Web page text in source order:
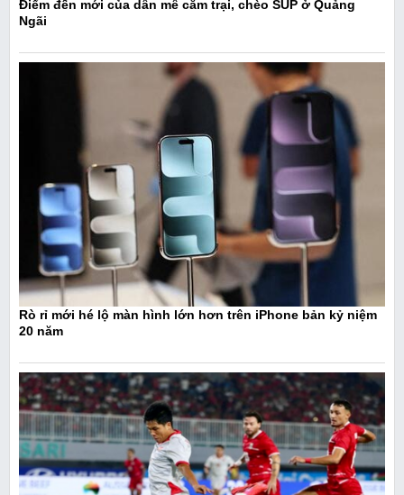
Điểm đến mới của dân mê cắm trại, chèo SUP ở Quảng
Ngãi
Rò rỉ mới hé lộ màn hình lớn hơn trên iPhone bản kỷ niệm
20 năm